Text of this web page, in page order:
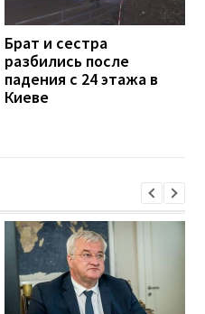
Брат и сестра
разбились после
падения с 24 этажа в
Киеве